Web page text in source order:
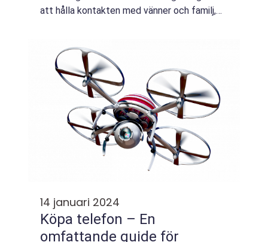
att hålla kontakten med vänner och familj,
14 januari 2024
Köpa telefon – En
omfattande guide för